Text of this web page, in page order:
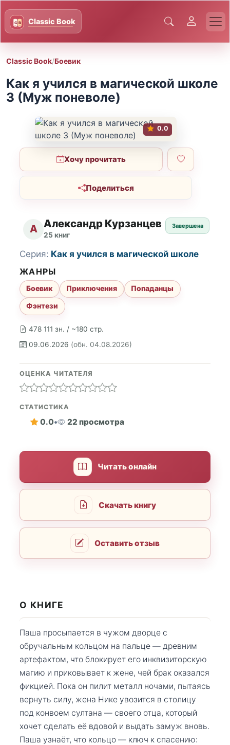
Classic Book/Боевик
Как я учился в магической школе
3 (Муж поневоле)
0.0
Хочу прочитать
Поделиться
А Александр Курзанцев
25 книг
Завершена
478 111 зн. / ~180 стр.
09.06.2026 (обн. 04.08.2026)
Серия: Как я учился в магической школе
ЖАНРЫ
Боевик Приключения
Попаданцы
Фэнтези
ОЦЕНКА ЧИТАТЕЛЯ
СТАТИСТИКА
0.0• 22 просмотра
Читать онлайн
Скачать книгу
Оставить отзыв
О КНИГЕ
Паша просыпается в чужом дворце с
обручальным кольцом на пальце — древним
артефактом, что блокирует его инквизиторскую
магию и приковывает к жене, чей брак оказался
фикцией. Пока он пилит металл ночами, пытаясь
вернуть силу, жена Нике увозится в столицу
под конвоем султана — своего отца, который
хочет сделать её вдовой и выдать замуж вновь.
Паша узнаёт, что кольцо — ключ к спасению: